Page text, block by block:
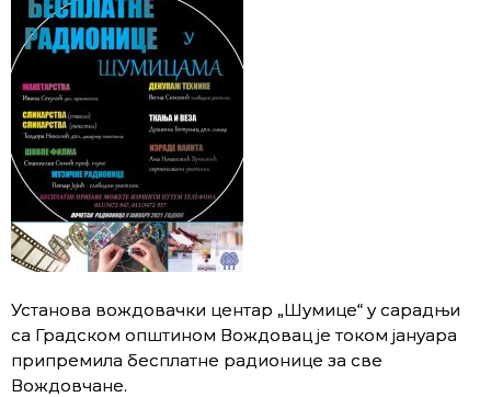
Установа вождовачки центар „Шумице“ у сарадњи
са Градском општином Вождовац је током јануара
припремила бесплатне радионице за све
Вождовчане.